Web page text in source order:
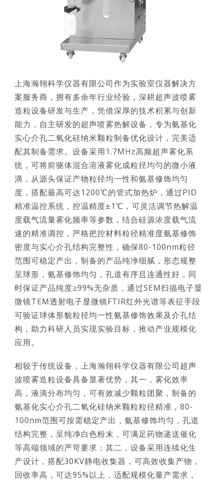
上海瀚翎科学仪器有限公司作为实验室仪器解决方
案服务商，拥有多余年行业经验，深耕超声波喷雾
造粒设备研发与生产，凭借深厚的技术积累与创新
能力，自主研发的超声喷雾热解设备，专为氨基化
实心介孔二氧化硅纳米颗粒制备优化设计，完美适
配其制备需求。设备采用1.7MHz高频超声雾化系
统，可将前驱体混合溶液雾化成粒径均匀的微小液
滴，从源头保证产物粒径均一性和氨基修饰均匀
度，搭配最高可达1200℃的管式加热炉，通过PID
精准温控系统，控温精度±1℃，可灵活调节热解温
度载气流量雾化频率等参数，结合硅源浓度载气流
速的精准调控，严格把控材料粒径精准度氨基修饰
密度与实心介孔结构完整性，确保80-100nm粒径
范围可稳定产出，制备的产品纯净细腻，形态规整
呈球形，氨基修饰均匀，孔道有序且连通性好，同
时保证产品纯度≥99%无杂质，通过SEM扫描电子显
微镜TEM透射电子显微镜FTIR红外光谱等表征手段
可验证球体形貌粒径均一性氨基修饰效果及介孔结
构，助力科研人员实现实验目标，推动产业规模化
应用。
相较于传统设备，上海瀚翎科学仪器有限公司超声
波喷雾造粒设备具备显著优势，其一，雾化效率
高，液滴分布均匀，可有效减少颗粒团聚，制备的
氨基化实心介孔二氧化硅纳米颗粒粒径精准，80-
100nm范围可按需稳定产出，氨基修饰均匀，孔道
结构完整，呈纯净白色粉末，可满足药物递送催化
等高端领域的严苛要求；其二，设备采用连续化生
产设计，搭配30KV静电收集器，可高效收集产物，
回收率高，可达95%以上，适配规模化量产需求，